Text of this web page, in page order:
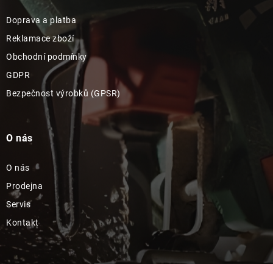
Doprava a platba
Reklamace zboží
Obchodní podmínky
GDPR
Bezpečnost výrobků (GPSR)
O nás
O nás
Prodejna
Servis
Kontakt